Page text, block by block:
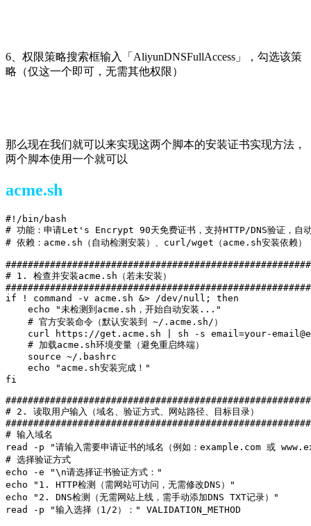
6、权限策略搜索框输入「AliyunDNSFullAccess」，勾选该策
略（仅这一个即可，无需其他权限）
那么现在我们就可以来实现这两个脚本的安装证书实现方法，
两个脚本使用一个就可以
acme.sh
#!/bin/bash
# 功能：申请Let's Encrypt 90天免费证书，支持HTTP/DNS验证，自动
# 依赖：acme.sh（自动检测安装）、curl/wget（acme.sh安装依赖）
# 1. 检查并安装acme.sh（若未安装）
if ! command -v acme.sh &> /dev/null; then
    echo "未检测到acme.sh，开始自动安装..."
    # 官方安装命令（默认安装到 ~/.acme.sh/）
curl https://get.acme.sh | sh -s email=your-
    # 加载acme.sh环境变量（避免重启终端）
    source ~/.bashrc
    echo "acme.sh安装完成！"
fi
# 2. 读取用户输入（域名、验证方式、网站路径、目标目录）
# 输入域名
read -p "请输入需要申请证书的域名（例如：example.com 或
# 选择验证方式
echo -e "\n请选择证书验证方式："
echo "1. HTTP检测（需网站可访问，无需修改DNS）"
echo "2. DNS检测（无需网站上线，需手动添加DNS TXT记录）"
read -p "输入选择（1/2）：" VALIDATION_METHOD